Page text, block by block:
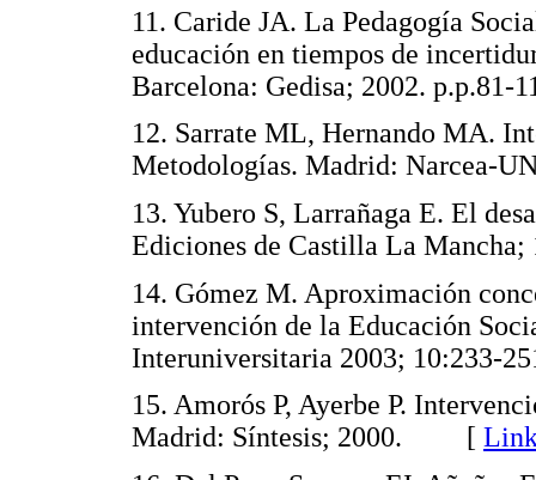
11. Caride JA. La Pedagogía
educación en tiempos de
Barcelona: Gedisa; 2002.
12. Sarrate ML, Hernando MA.
Metodologías. Madrid:
13. Yubero S, Larrañaga E. El
Ediciones de Castilla La
14. Gómez M. Aproximación
intervención de la Educación
Interuniversitaria 2003;
15. Amorós P, Ayerbe P.
Madrid: Síntesis; 2000. [